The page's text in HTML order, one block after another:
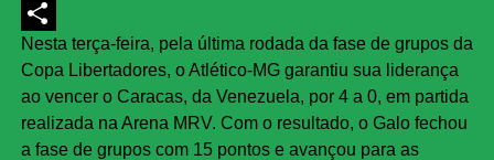
LinkedIn
Share
Nesta terça-feira, pela última rodada da fase de grupos da
Copa Libertadores, o Atlético-MG garantiu sua liderança
ao vencer o Caracas, da Venezuela, por 4 a 0, em partida
realizada na Arena MRV. Com o resultado, o Galo fechou
a fase de grupos com 15 pontos e avançou para as